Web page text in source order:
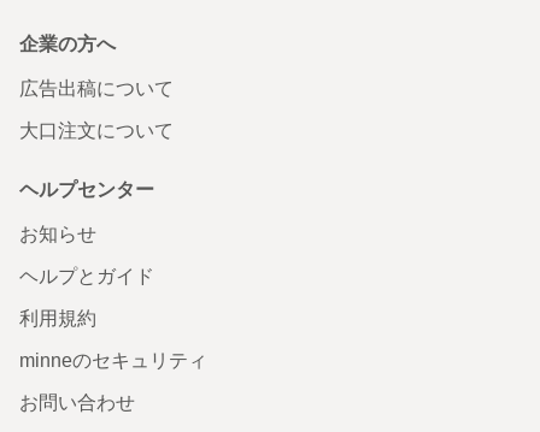
企業の方へ
広告出稿について
大口注文について
ヘルプセンター
お知らせ
ヘルプとガイド
利用規約
minneのセキュリティ
お問い合わせ